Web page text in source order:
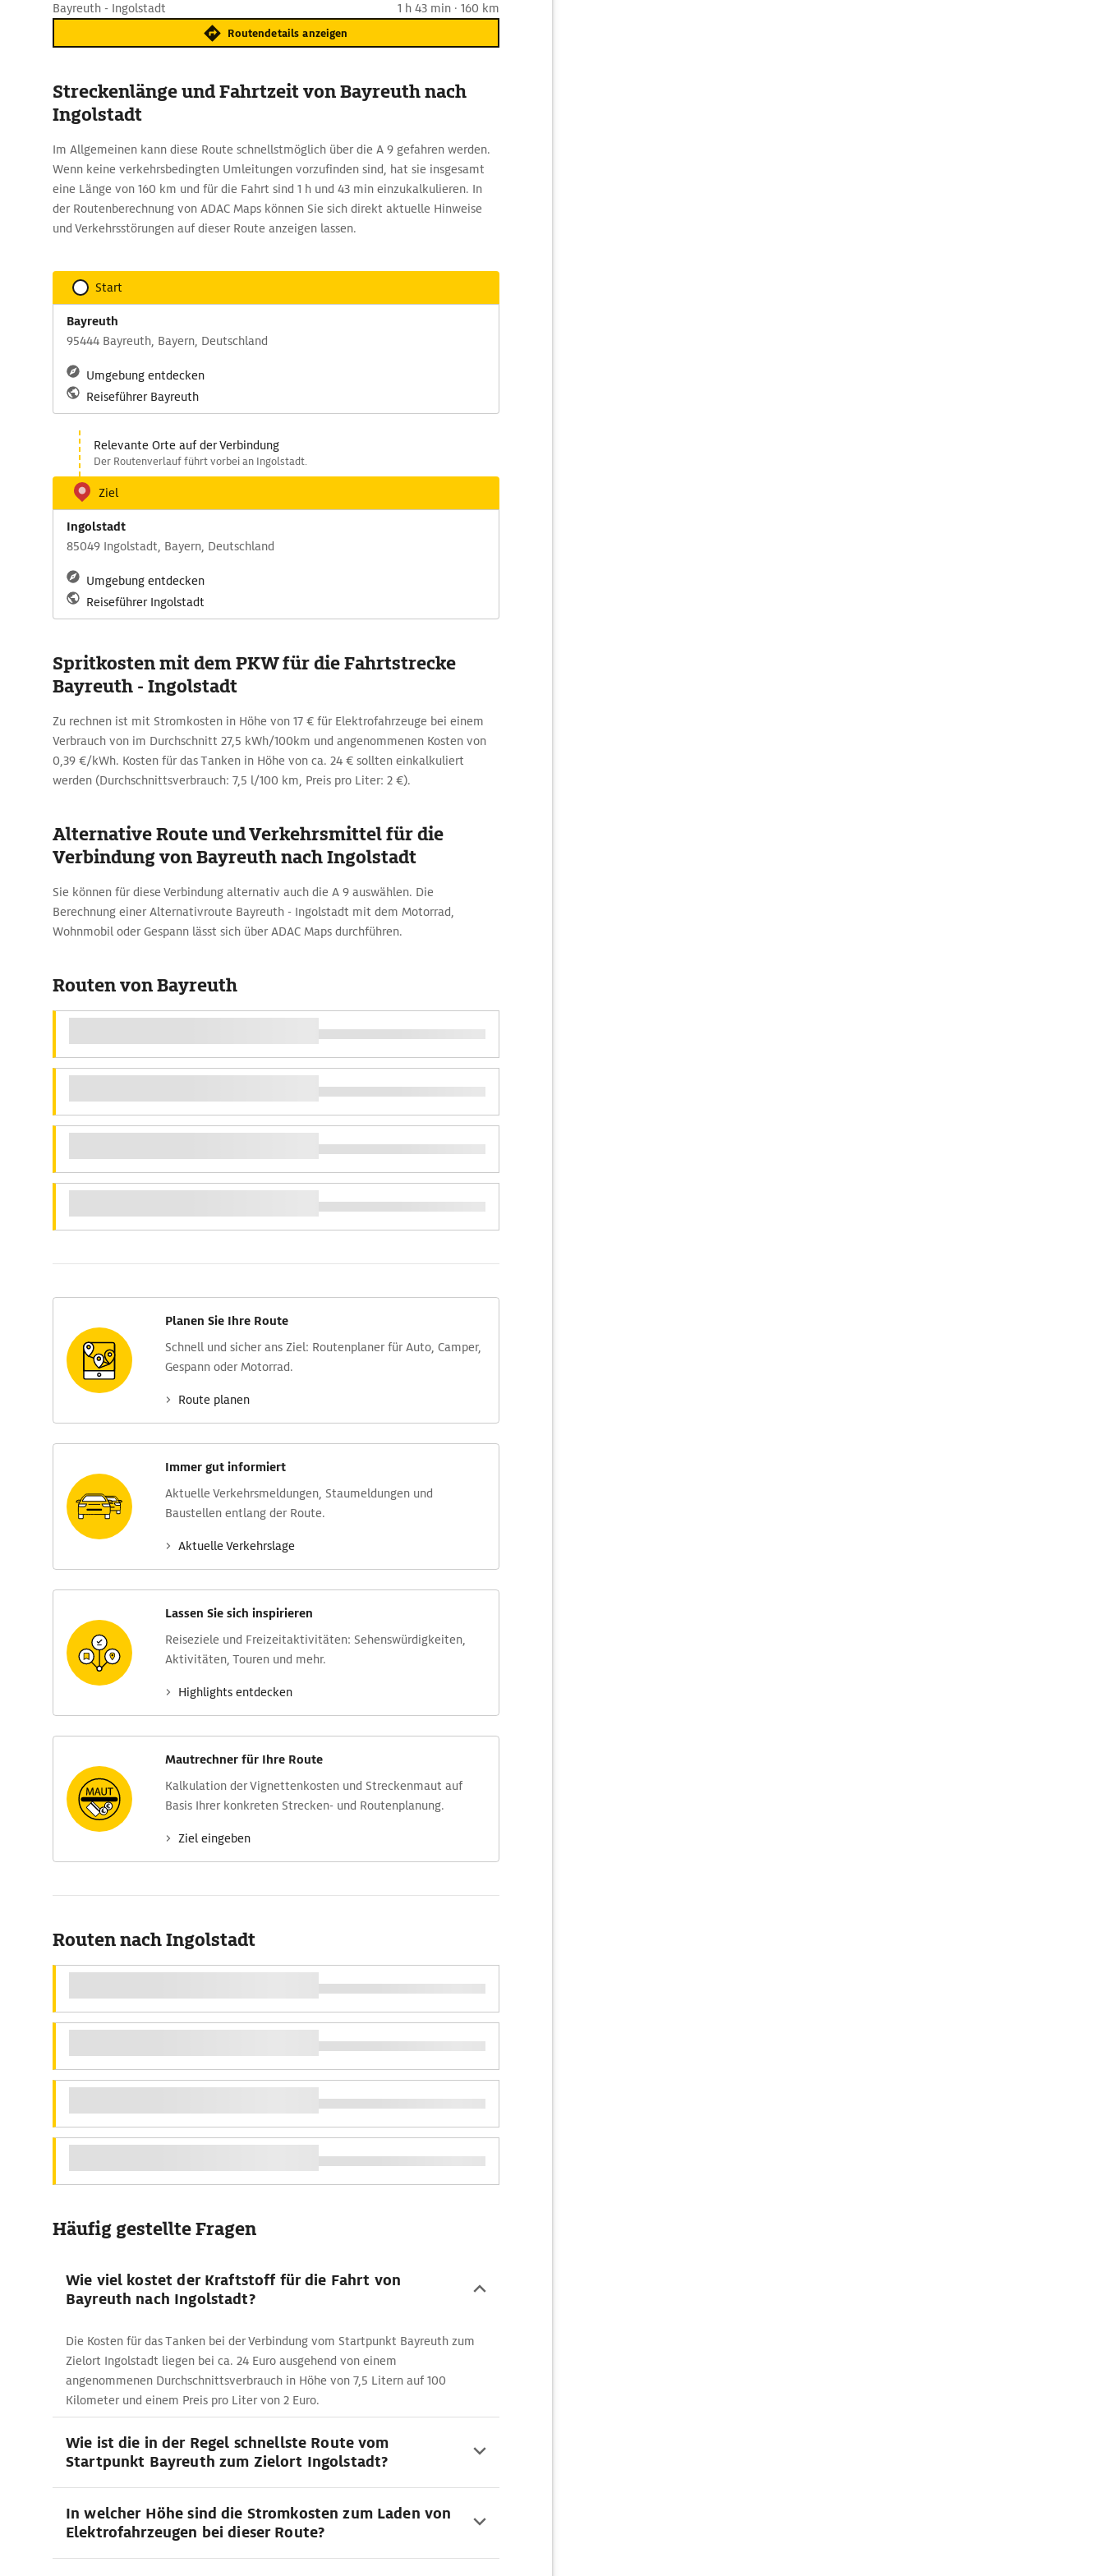
Bayreuth - Ingolstadt 1 h 43 min · 160 km
Routendetails anzeigen
Streckenlänge und Fahrtzeit von Bayreuth nach
Ingolstadt
Im Allgemeinen kann diese Route schnellstmöglich über die A 9 gefahren werden.
Wenn keine verkehrsbedingten Umleitungen vorzufinden sind, hat sie insgesamt
eine Länge von 160 km und für die Fahrt sind 1 h und 43 min einzukalkulieren. In
der Routenberechnung von ADAC Maps können Sie sich direkt aktuelle Hinweise
und Verkehrsstörungen auf dieser Route anzeigen lassen.
Start
Bayreuth
95444 Bayreuth, Bayern, Deutschland
Umgebung entdecken
Reiseführer Bayreuth
Relevante Orte auf der Verbindung
Der Routenverlauf führt vorbei an Ingolstadt.
Ziel
Ingolstadt
85049 Ingolstadt, Bayern, Deutschland
Umgebung entdecken
Reiseführer Ingolstadt
Spritkosten mit dem PKW für die Fahrtstrecke
Bayreuth - Ingolstadt
Zu rechnen ist mit Stromkosten in Höhe von 17 € für Elektrofahrzeuge bei einem
Verbrauch von im Durchschnitt 27,5 kWh/100km und angenommenen Kosten von
0,39 €/kWh. Kosten für das Tanken in Höhe von ca. 24 € sollten einkalkuliert
werden (Durchschnittsverbrauch: 7,5 l/100 km, Preis pro Liter: 2 €).
Alternative Route und Verkehrsmittel für die
Verbindung von Bayreuth nach Ingolstadt
Sie können für diese Verbindung alternativ auch die A 9 auswählen. Die
Berechnung einer Alternativroute Bayreuth - Ingolstadt mit dem Motorrad,
Wohnmobil oder Gespann lässt sich über ADAC Maps durchführen.
Routen von Bayreuth
Planen Sie Ihre Route
Schnell und sicher ans Ziel: Routen­planer für Auto, Camper,
Gespann oder Motorrad.
Route planen
Immer gut informiert
Aktuelle Verkehrs­meldungen, Stau­meldungen und
Baustellen entlang der Route.
Aktuelle Verkehrs­lage
Lassen Sie sich inspirieren
Reise­ziele und Freizeit­aktivitäten: Sehens­würdig­keiten,
Aktivitäten, Touren und mehr.
Highlights entdecken
Mautrechner für Ihre Route
Kalkulation der Vignettenkosten und Streckenmaut auf
Basis Ihrer konkreten Strecken- und Routenplanung.
Ziel eingeben
Routen nach Ingolstadt
Häufig gestellte Fragen
Wie viel kostet der Kraftstoff für die Fahrt von
Bayreuth nach Ingolstadt?
Die Kosten für das Tanken bei der Verbindung vom Startpunkt Bayreuth zum
Zielort Ingolstadt liegen bei ca. 24 Euro ausgehend von einem
angenommenen Durchschnittsverbrauch in Höhe von 7,5 Litern auf 100
Kilometer und einem Preis pro Liter von 2 Euro.
Wie ist die in der Regel schnellste Route vom
Startpunkt Bayreuth zum Zielort Ingolstadt?
In welcher Höhe sind die Stromkosten zum Laden von
Elektrofahrzeugen bei dieser Route?